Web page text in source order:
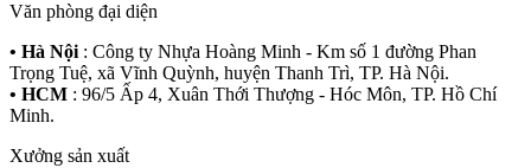
Văn phòng đại diện
• Hà Nội : Công ty Nhựa Hoàng Minh - Km số 1 đường Phan
Trọng Tuệ, xã Vĩnh Quỳnh, huyện Thanh Trì, TP. Hà Nội.
• HCM : 96/5 Ấp 4, Xuân Thới Thượng - Hóc Môn, TP. Hồ Chí
Minh.
Xưởng sản xuất